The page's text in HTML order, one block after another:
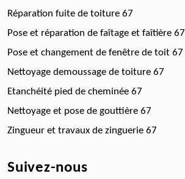
Réparation fuite de toiture 67
Pose et réparation de faîtage et faîtière 67
Pose et changement de fenêtre de toit 67
Nettoyage demoussage de toiture 67
Etanchéité pied de cheminée 67
Nettoyage et pose de gouttière 67
Zingueur et travaux de zinguerie 67
Suivez-nous